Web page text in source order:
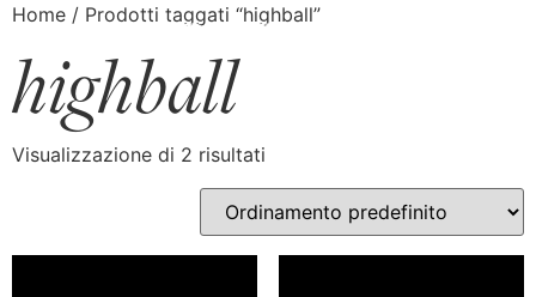
Home / Prodotti taggati “highball”
highball
Visualizzazione di 2 risultati